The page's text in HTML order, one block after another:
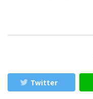
Twitter